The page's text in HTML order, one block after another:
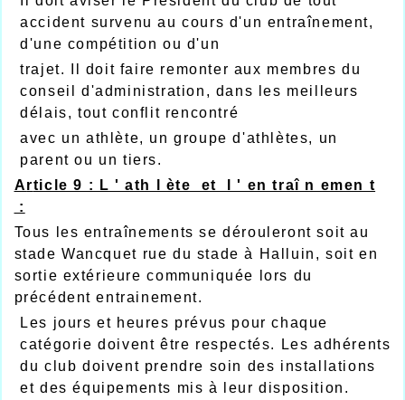
accident survenu au cours d'un entraînement,
d'une compétition ou d'un
trajet. Il doit faire remonter aux membres du
conseil d'administration, dans les meilleurs
délais, tout conflit rencontré
avec un athlète, un groupe d'athlètes, un
parent ou un tiers.
Article 9 : L ' ath l ète et l ' en traî n emen t
:
Tous les entraînements se dérouleront soit au
stade Wancquet rue du stade à Halluin, soit en
sortie extérieure communiquée lors du
précédent entrainement.
Les jours et heures prévus pour chaque
catégorie doivent être respectés. Les adhérents
du club doivent prendre soin des installations
et des équipements mis à leur disposition.